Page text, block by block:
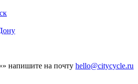
» напишите на почту hello@citycycle.ru